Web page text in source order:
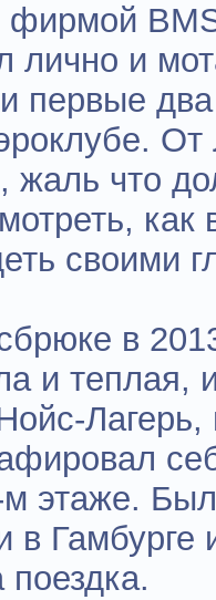
лично и
первые
От
жаль что
своими
в
и теплая,
Лагерь,
м этаже.
Гамбурге